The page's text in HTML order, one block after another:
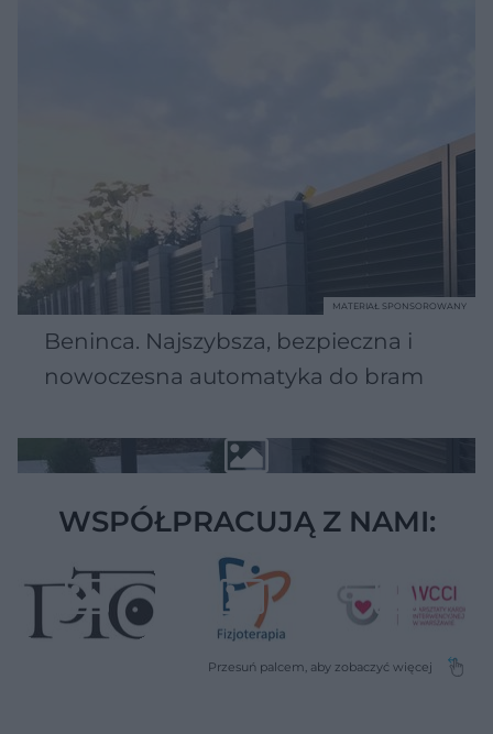
Beninca. Najszybsza, bezpieczna i
nowoczesna automatyka do bram
MATERIAŁ SPONSOROWANY
WSPÓŁPRACUJĄ Z NAMI: